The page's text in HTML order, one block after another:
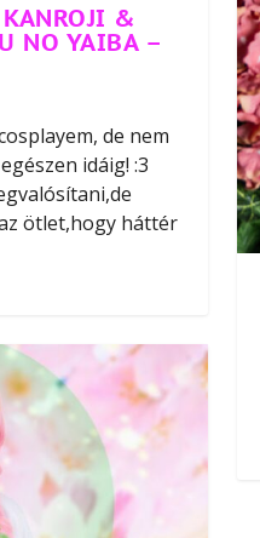
&
NO YAIBA –
de nem
idáig! :3
ötlet,hogy háttér